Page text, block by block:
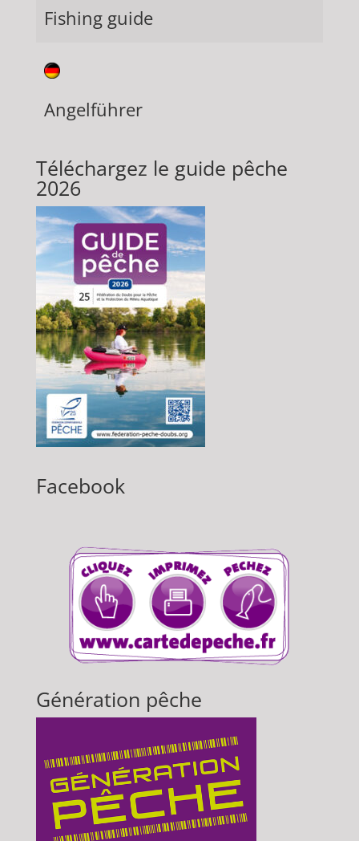
Fishing guide
Angelführer
Téléchargez le guide pêche
2026
Facebook
Génération pêche